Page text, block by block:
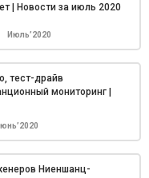
Июль’2020
| Новости за июль 2020
тест-драйв
мониторинг |
Ниеншанц-